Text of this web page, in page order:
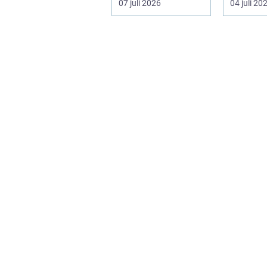
m...
07 juli 2026
om
04 juli